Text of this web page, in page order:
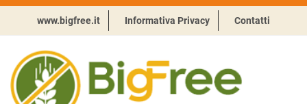
Passa
contenuto
principale
www.bigfree.it Informativa Privacy Contatti
BigFree
-
Punto
celiachia